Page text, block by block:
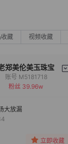
藏 视频收藏
郑美伦美玉珠宝
备注
分组
账号 M5181718
粉丝 39.96w
大放漏
立即收藏